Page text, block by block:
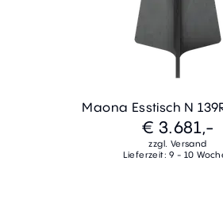
Maona Esstisch N
€ 3.681,-
zzgl. Versand
Lieferzeit: 9 - 10